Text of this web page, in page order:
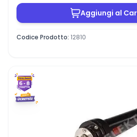
Aggiungi al
Codice Prodotto: 12810